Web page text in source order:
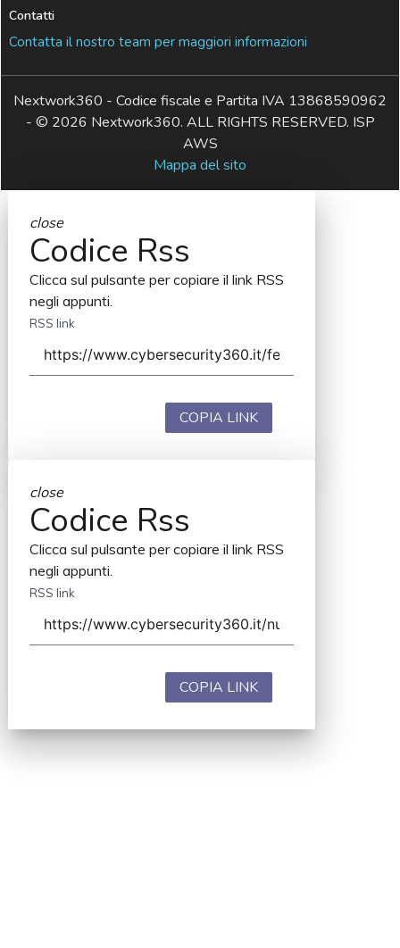
Contatti
Contatta il nostro team per maggiori informazioni
Nextwork360 - Codice fiscale e Partita IVA 13868590962
- © 2026 Nextwork360. ALL RIGHTS RESERVED. ISP
AWS
Mappa del sito
close
Codice Rss
Clicca sul pulsante per copiare il link RSS
negli appunti.
RSS link
COPIA LINK
close
Codice Rss
Clicca sul pulsante per copiare il link RSS
negli appunti.
RSS link
COPIA LINK